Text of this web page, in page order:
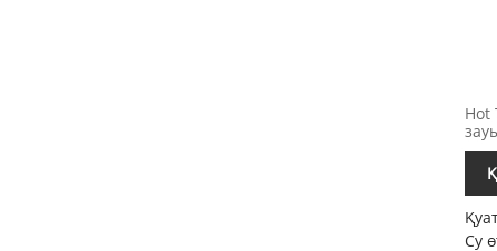
Hot
Су